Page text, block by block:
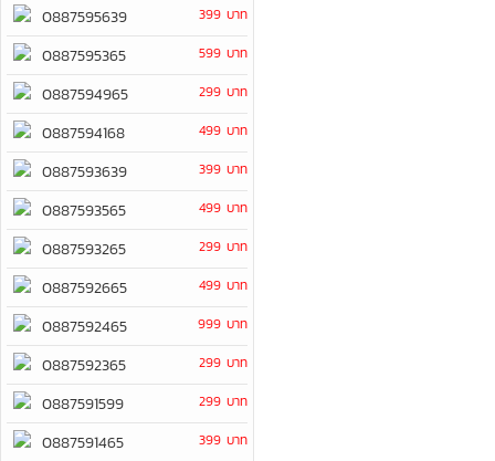
0887595639 399 บาท
0887595365 599 บาท
0887594965 299 บาท
0887594168 499 บาท
0887593639 399 บาท
0887593565 499 บาท
0887593265 299 บาท
0887592665 499 บาท
0887592465 999 บาท
0887592365 299 บาท
0887591599 299 บาท
0887591465 399 บาท